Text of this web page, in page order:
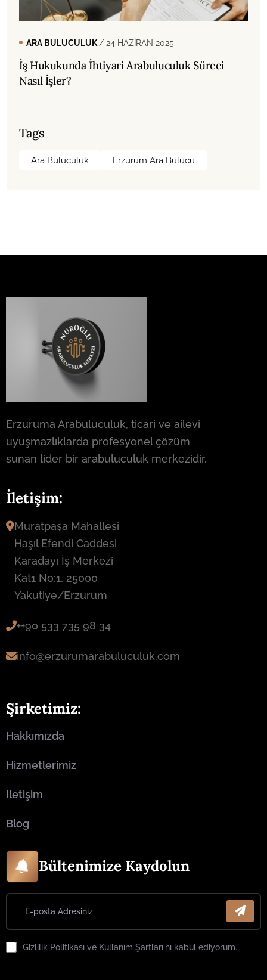
ARA BULUCULUK / 24 HAZIRAN 2025
İş Hukukunda İhtiyari Arabuluculuk Süreci
Nasıl İşler?
Tags
Ara Buluculuk Erzurum Ara Bulucu
Erzuruma Arabuluculuk, ticari ve ailevi
uyuşmazlıklarda profesyonel çözüm
sunan lider bir arabuluculuk merkezidir.
İletişim:
Muratpaşa Mahallesi
Haşıl Efendi Caddesi
Karadayı İş Merkezi
Kat1 No:1, 25000
Yakutiye/Erzurum
++90 533 735 98 34
info@erzurumarabuluculuk.com
Şirketimiz:
Hakkımızda
Hizmetlerimiz
Iletişim
Blog
Bültenimize Kaydolun
Gizlilik Politikası ve Kullanım Şartları'nı kabul ediyorum.